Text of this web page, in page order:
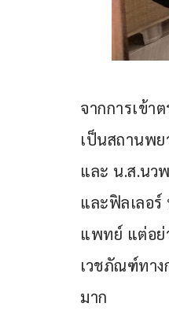
จากการเข้า
เป็นสถานพย
และ น.ส.นว
และฟิลเลอร์
แพทย์ แต่อย่
เวชภัณฑ์ทาง
มาก